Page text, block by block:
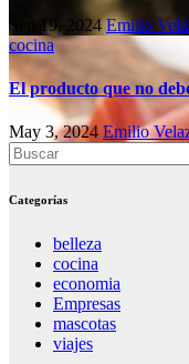
Sep 19, 2024Emilio
cocina
El producto que no
May 3, 2024 Emilio
Categorías
belleza
cocina
economia
Empresas
mascotas
viajes